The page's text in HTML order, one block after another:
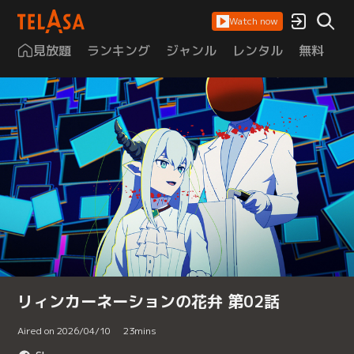
Watch now
見放題 ランキング ジャンル レンタル 無料
リィンカーネーションの花弁 第02話
Aired on 2026/04/10 23mins